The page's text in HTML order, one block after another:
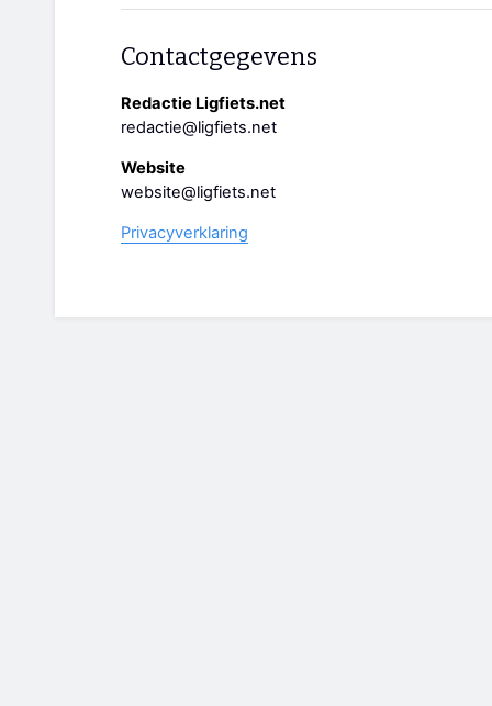
Contactgegevens
Redactie Ligfiets.net
redactie@ligfiets.net
Website
website@ligfiets.net
Privacyverklaring